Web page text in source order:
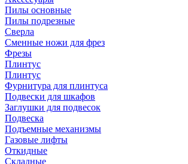
Пилы основные
Пилы подрезные
Сверла
Сменные ножи для фрез
Фрезы
Плинтус
Плинтус
Фурнитура для плинтуса
Подвески для шкафов
Заглушки для подвесок
Подвеска
Подъемные механизмы
Газовые лифты
Откидные
Складные